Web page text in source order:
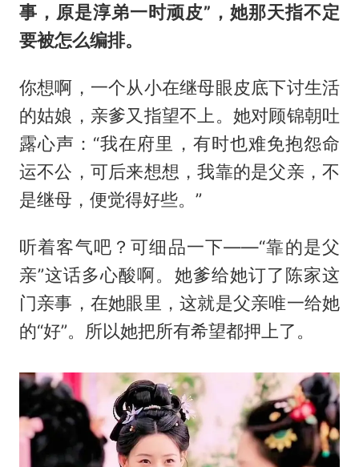
事，原是淳弟一时顽皮”，她那天指不定
要被怎么编排。
你想啊，一个从小在继母眼皮底下讨生活
的姑娘，亲爹又指望不上。她对顾锦朝吐
露心声：“我在府里，有时也难免抱怨命
运不公，可后来想想，我靠的是父亲，不
是继母，便觉得好些。”
听着客气吧？可细品一下——“靠的是父
亲”这话多心酸啊。她爹给她订了陈家这
门亲事，在她眼里，这就是父亲唯一给她
的“好”。所以她把所有希望都押上了。